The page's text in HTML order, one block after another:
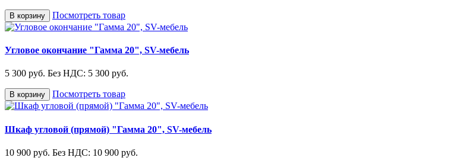
В корзину Посмотреть товар
Угловое окончание "Гамма 20", SV-мебель
5 300 руб. Без НДС: 5 300 руб.
В корзину Посмотреть товар
Шкаф угловой (прямой) "Гамма 20", SV-мебель
10 900 руб. Без НДС: 10 900 руб.